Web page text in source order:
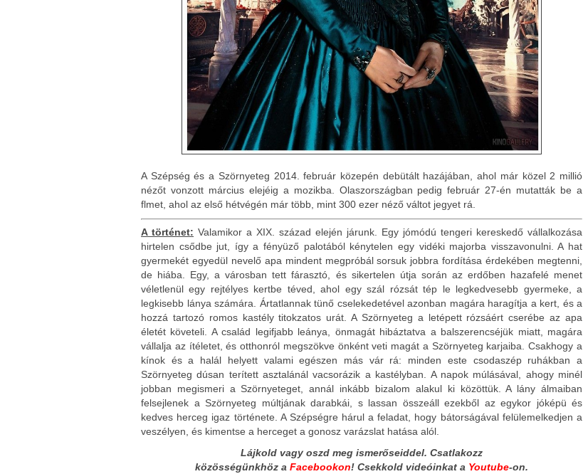
A Szépség és a Szörnyeteg 2014. február közepén debütált hazájában, ahol már közel 2 millió
nézőt vonzott március elejéig a mozikba. Olaszországban pedig február 27-én mutatták be a
flmet, ahol az első hétvégén már több, mint 300 ezer néző váltot jegyet rá.
A történet: Valamikor a XIX. század elején járunk. Egy jómódú tengeri kereskedő vállalkozása
hirtelen csődbe jut, így a fényüző palotából kénytelen egy vidéki majorba visszavonulni. A hat
gyermekét egyedül nevelő apa mindent megpróbál sorsuk jobbra fordítása érdekében megtenni,
de hiába. Egy, a városban tett fárasztó, és sikertelen útja során az erdőben hazafelé menet
véletlenül egy rejtélyes kertbe téved, ahol egy szál rózsát tép le legkedvesebb gyermeke, a
legkisebb lánya számára. Ártatlannak tünő cselekedetével azonban magára haragítja a kert, és a
hozzá tartozó romos kastély titokzatos urát. A Szörnyeteg a letépett rózsáért cserébe az apa
életét követeli. A család legifjabb leánya, önmagát hibáztatva a balszerencséjük miatt, magára
vállalja az ítéletet, és otthonról megszökve önként veti magát a Szörnyeteg karjaiba. Csakhogy a
kínok és a halál helyett valami egészen más vár rá: minden este csodaszép ruhákban a
Szörnyeteg dúsan terített asztalánál vacsorázik a kastélyban. A napok múlásával, ahogy minél
jobban megismeri a Szörnyeteget, annál inkább bizalom alakul ki közöttük. A lány álmaiban
felsejlenek a Szörnyeteg múltjának darabkái, s lassan összeáll ezekből az egykor jóképü és
kedves herceg igaz története. A Szépségre hárul a feladat, hogy bátorságával felülemelkedjen a
veszélyen, és kimentse a herceget a gonosz varázslat hatása alól.
Lájkold vagy oszd meg ismerőseiddel. Csatlakozz
közösségünkhöz a Facebookon! Csekkold videóinkat a Youtube-on.